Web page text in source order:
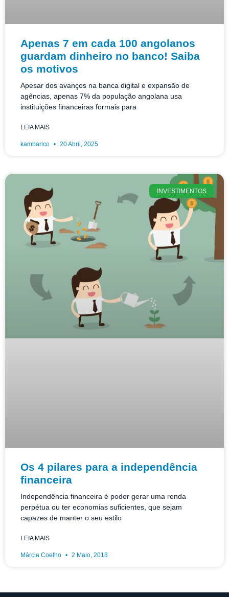
Apenas 7 em cada 100 angolanos
guardam dinheiro no banco! Saiba
os motivos
Apesar dos avanços na banca digital e expansão de
agências, apenas 7% da população angolana usa
instituições financeiras formais para
LEIA MAIS
kambarico 20 Abril, 2025
INVESTIMENTOS
Os 4 pilares para a independência
financeira
Independência financeira é poder gerar uma renda
perpétua ou ter economias suficientes, que sejam
capazes de manter o seu estilo
LEIA MAIS
Márcia Coelho 2 Maio, 2018